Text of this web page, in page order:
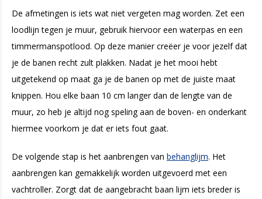
De afmetingen is iets wat niet vergeten mag worden. Zet een
loodlijn tegen je muur, gebruik hiervoor een waterpas en een
timmermanspotlood. Op deze manier creëer je voor jezelf dat
je de banen recht zult plakken. Nadat je het mooi hebt
uitgetekend op maat ga je de banen op met de juiste maat
knippen. Hou elke baan 10 cm langer dan de lengte van de
muur, zo heb je altijd nog speling aan de boven- en onderkant
hiermee voorkom je dat er iets fout gaat.
De volgende stap is het aanbrengen van behanglijm. Het
aanbrengen kan gemakkelijk worden uitgevoerd met een
vachtroller. Zorgt dat de aangebracht baan lijm iets breder is